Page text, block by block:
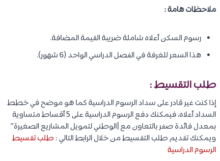
ملاحظات هامة :
رسوم السكن أعلاه شاملة ضريبة القيمة المضافة.
هذا السعر للغرفة في الفصل الدراسي الواحد (6 شهور).
طلب التقسيط :
إذا كنت غير قادر على سداد الرسوم الدراسية كما هو موضح في خطط
السداد أعلاه، فيمكنك دفع الرسوم الدراسية على 5 أقساط متساوية
بمعدل فائدة صفر بالتعاون مع |الوطني لتمويل المشاريع الصغيرة”
ويمكنك تقديم طلب التقسيط من خلال الرابط التالي : طلب تقسيط
الرسوم الدراسية